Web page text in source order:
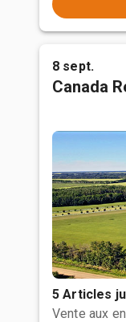
8 sept.
Canada
5 Articles
Vente aux